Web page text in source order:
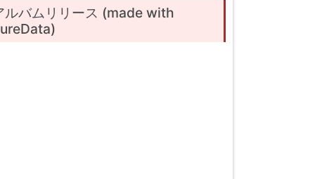
ルバムリリース (made with